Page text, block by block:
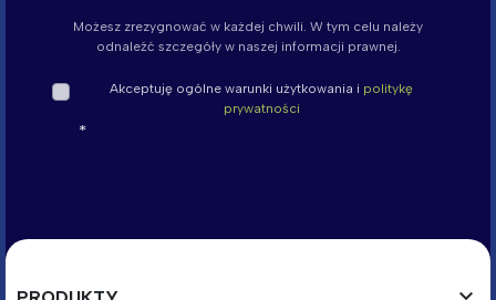
Możesz zrezygnować w każdej chwili. W tym celu należy
odnaleźć szczegóły w naszej informacji prawnej.
Akceptuję ogólne warunki użytkowania i politykę
prywatności